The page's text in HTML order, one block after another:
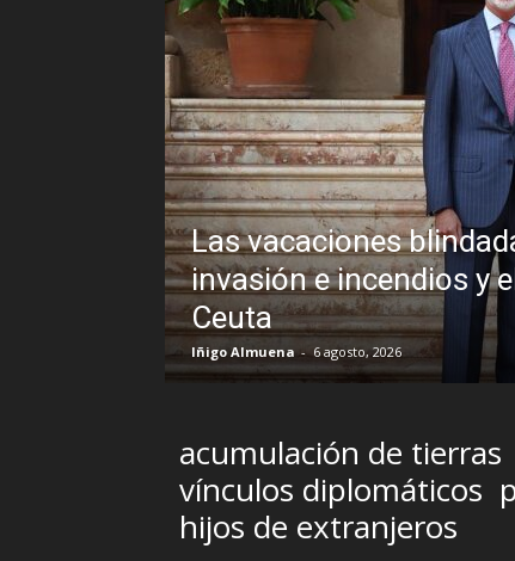
Sánchez frente a un
veto al Rey en
Sin
Brasil y
R.C. Gómez
acumulación de tierras
vínculos diplomáticos
hijos de extranjeros